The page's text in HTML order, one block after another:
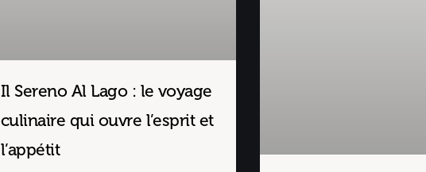
Il Sereno Al Lago : le voyage
culinaire qui ouvre l’esprit et
l’appétit